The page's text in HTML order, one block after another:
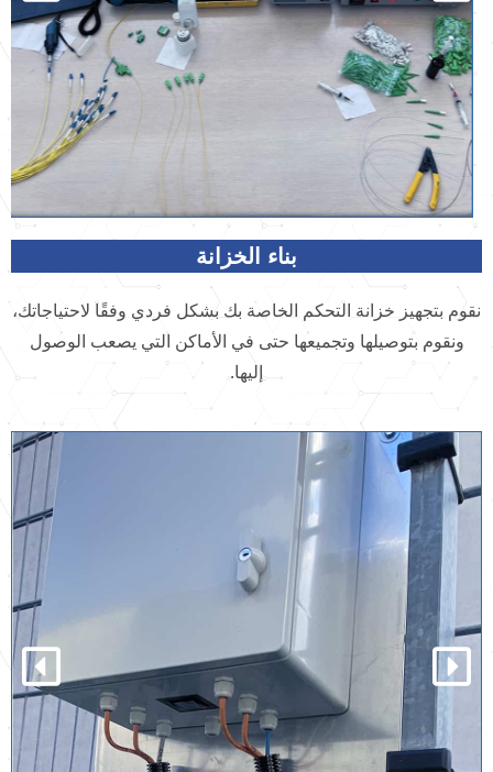
بناء الخزانة
نقوم بتجهيز خزانة التحكم الخاصة بك بشكل فردي وفقًا لاحتياجاتك،
ونقوم بتوصيلها وتجميعها حتى في الأماكن التي يصعب الوصول
إليها.